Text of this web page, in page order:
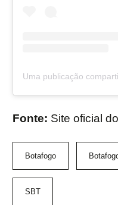
Fonte: Site oficial
Botafogo
SBT